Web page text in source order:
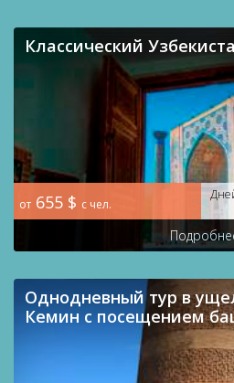
Классический
от 655 $ с чел.
Однодневный тур в
Кемин с посещением